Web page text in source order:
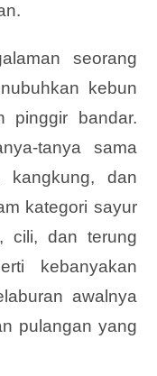
seorang
kebun
pinggir bandar.
tanya sama
kangkung, dan
kategori sayur
cili, dan terung
kebanyakan
awalnya
pulangan yang